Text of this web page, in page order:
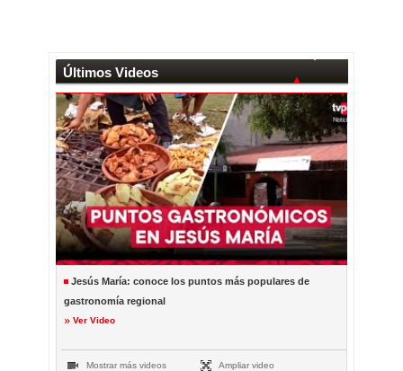
Últimos Videos
Jesús María: conoce los puntos más populares de
gastronomía regional
Ver Video
Mostrar más videos Ampliar video